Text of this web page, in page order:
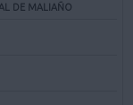
DE MALIAÑO